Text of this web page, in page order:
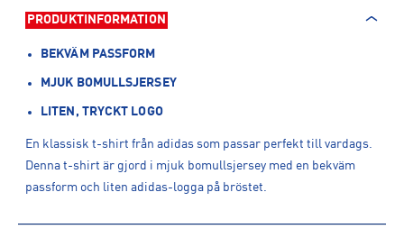
PRODUKTINFORMATION
BEKVÄM PASSFORM
MJUK BOMULLSJERSEY
LITEN, TRYCKT LOGO
En klassisk t-shirt från adidas som passar perfekt till vardags.
Denna t-shirt är gjord i mjuk bomullsjersey med en bekväm
passform och liten adidas-logga på bröstet.